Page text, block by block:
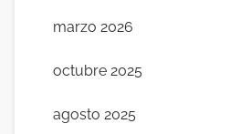
marzo 2026
octubre 2025
agosto 2025